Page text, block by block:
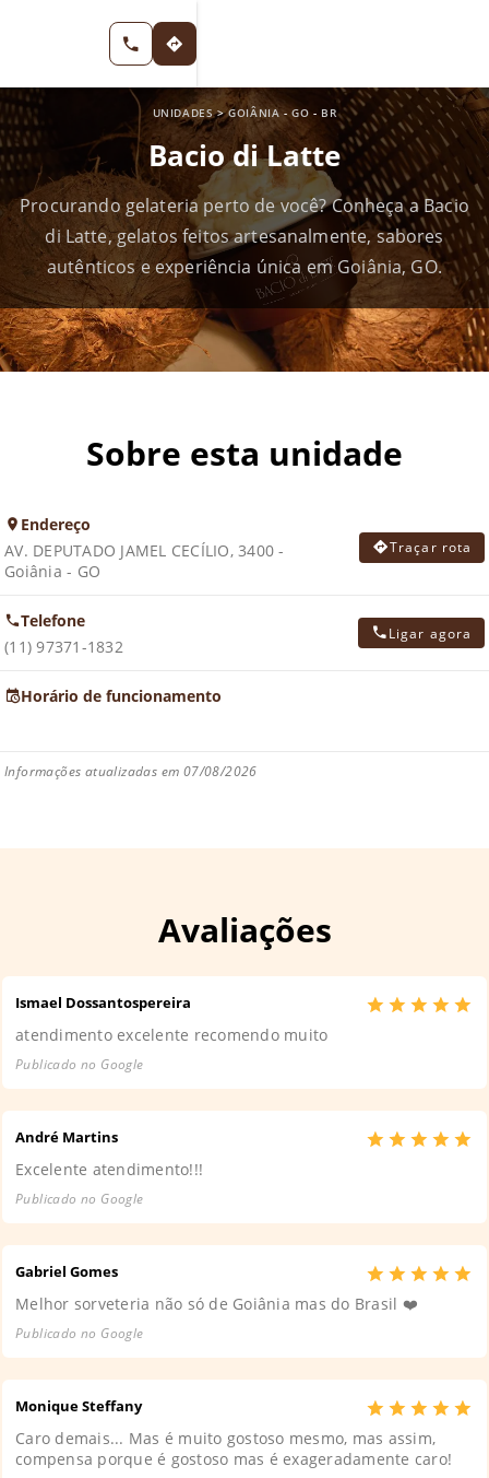
UNIDADES>GOIÂNIA-GO - BR
Bacio di Latte
Procurando gelateria perto de você? Conheça a Bacio
di Latte, gelatos feitos artesanalmente, sabores
autênticos e experiência única em Goiânia, GO.
Sobre esta unidade
Endereço
AV. DEPUTADO JAMEL CECÍLIO, 3400 -
Goiânia - GO
Traçar rota
Telefone
(11) 97371-1832
Ligar agora
Horário de funcionamento
Informações atualizadas em 07/08/2026
Avaliações
Ismael Dossantospereira
atendimento excelente recomendo muito
Publicado no Google
André Martins
Excelente atendimento!!!
Publicado no Google
Gabriel Gomes
Melhor sorveteria não só de Goiânia mas do Brasil ❤️
Publicado no Google
Monique Steffany
Caro demais... Mas é muito gostoso mesmo, mas assim,
compensa porque é gostoso mas é exageradamente caro!